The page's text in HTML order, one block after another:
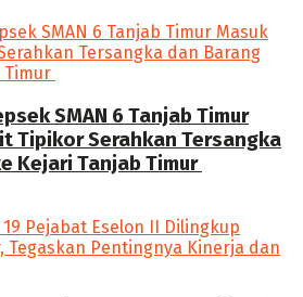
SMAN 6 Tanjab Timur
Tipikor Serahkan Tersangka
Kejari Tanjab Timur